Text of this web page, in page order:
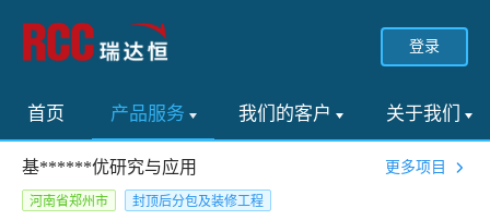
登录
首页 产品服务 我们的客户 关于我们
基******优研究与应用 更多项目
河南省郑州市
封顶后分包及装修工程